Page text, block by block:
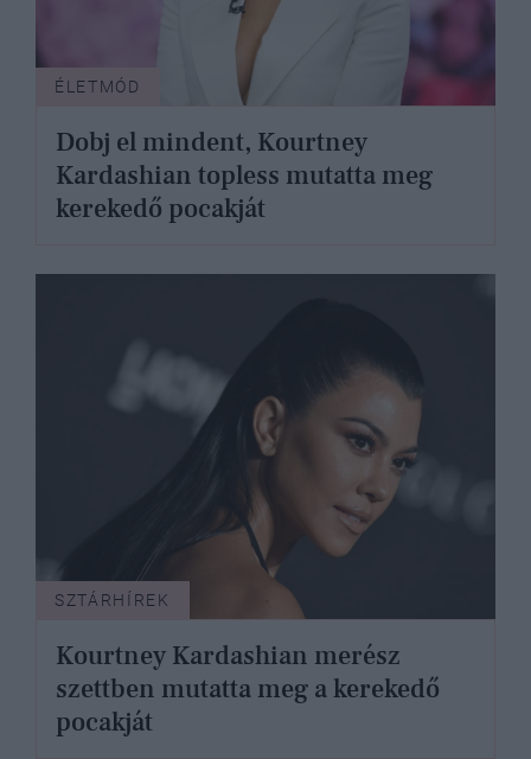
ÉLETMÓD
Dobj el mindent, Kourtney
Kardashian topless mutatta meg
kerekedő pocakját
SZTÁRHÍREK
Kourtney Kardashian merész
szettben mutatta meg a kerekedő
pocakját